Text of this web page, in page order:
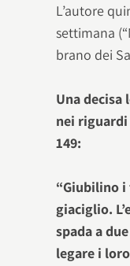
L’autore
settimana
brano dei
Una
nei
149:
“Giubilino i
giaciglio.
spada a
legare i